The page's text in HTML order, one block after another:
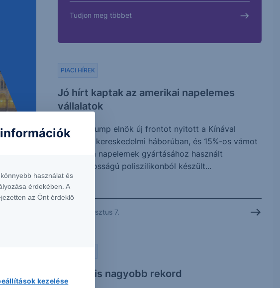
és III/75.005-
jegyzésére,
nem
tényezők
Tudjon meg többet
Jó hírt kaptak az amerikai napelemes
vállalatok
PIACI HÍREK
Donald Trump elnök új frontot nyitott a Kínával
folytatott kereskedelmi háborúban, és 15%-os vámot
vetett ki a napelemek gyártásához használt
kulcsfontosságú poliszilikonból készült...
2026. augusztus 7.
Vártnál is nagyobb rekord
használat és
érdekében. A
az Önt érdeklő
kezelése